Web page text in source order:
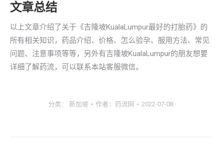
文章总结
以上文章介绍了关于《吉隆坡KualaLumpur最好的打胎药》的
所有相关知识，药品介绍、价格、怎么验孕、服用方法、常见
问题、注意事项等等，另外有吉隆坡KualaLumpur的朋友想要
详细了解药流，可以联系本站客服微信。
分类： 新加坡 作者： 药流网 2022-07-08